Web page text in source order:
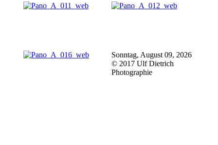
Sonntag, August 09, 2026
© 2017 Ulf Dietrich
Photographie